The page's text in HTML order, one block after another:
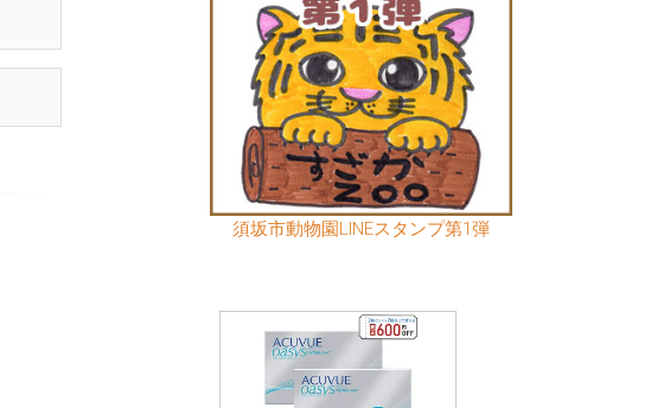
須坂市動物園LINEスタンプ第1弾